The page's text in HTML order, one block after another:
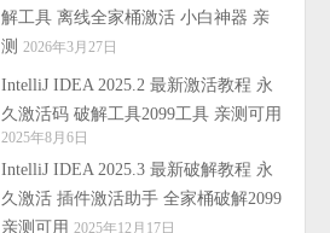
解工具 离线全家桶激活 小白神器 亲
测 2026年3月27日
IntelliJ IDEA 2025.2 最新激活教程 永
久激活码 破解工具2099工具 亲测可用
2025年8月6日
IntelliJ IDEA 2025.3 最新破解教程 永
久激活 插件激活助手 全家桶破解2099
亲测可用 2025年12月17日